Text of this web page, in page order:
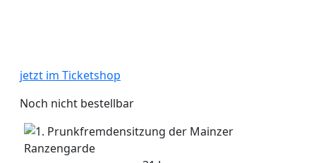
jetzt im Ticketshop
Noch nicht bestellbar